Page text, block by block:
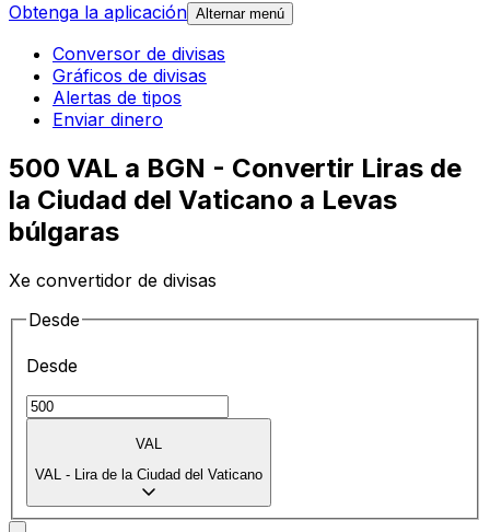
Obtenga la aplicación Alternar menú
Conversor de divisas
Gráficos de divisas
Alertas de tipos
Enviar dinero
500 VAL a BGN - Convertir Liras de
la Ciudad del Vaticano a Levas
búlgaras
Xe convertidor de divisas
Desde
Desde
VAL
VAL - Lira de la Ciudad del Vaticano